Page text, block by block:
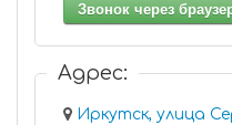
Звонок через
Адрес:
Иркутск, улица